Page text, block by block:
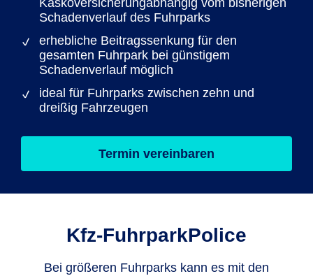
Kaskoversicherungabhängig vom bisherigen
Schadenverlauf des Fuhrparks
erhebliche Beitragssenkung für den
gesamten Fuhrpark bei günstigem
Schadenverlauf möglich
ideal für Fuhrparks zwischen zehn und
dreißig Fahrzeugen
Termin vereinbaren
Kfz-FuhrparkPolice
Bei größeren Fuhrparks kann es mit den